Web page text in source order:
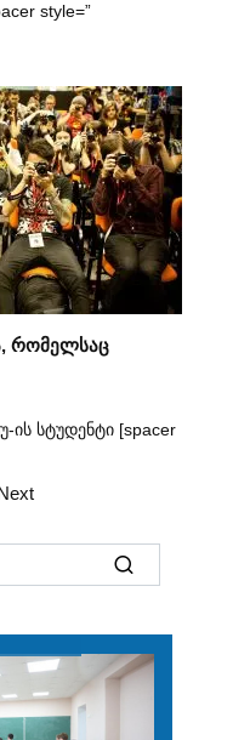
style=”
რომელსაც
ის სტუდენტი [spacer